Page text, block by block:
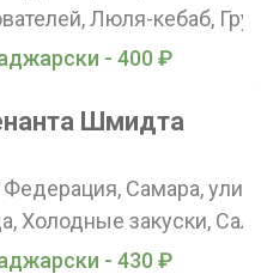
Люля-кебаб,
- 400 ₽
Шмидта
Самара,
Холодные закуски,
- 430 ₽